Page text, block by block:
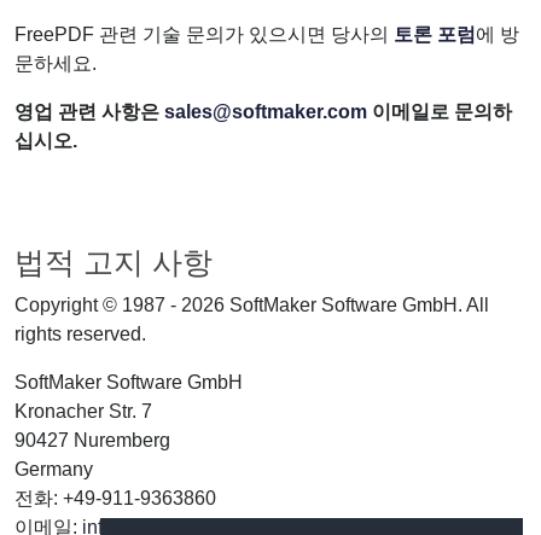
FreePDF 관련 기술 문의가 있으시면 당사의 토론 포럼 에 방
문하세요.
영업 관련 사항은 sales@softmaker.com 이메일로 문의하
십시오.
법적 고지 사항
Copyright © 1987 - 2026 SoftMaker Software GmbH. All
rights reserved.
SoftMaker Software GmbH
Kronacher Str. 7
90427 Nuremberg
Germany
전화: +49-911-9363860
이메일: info@softmaker.com